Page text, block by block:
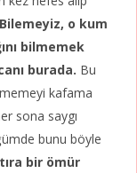
Bilemeyiz, o kum
bilmemek
burada. Bu
kafama
sona saygı
bunu böyle
bir ömür